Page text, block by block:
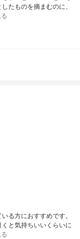
たものを摘まむのに、
る方におすすめです。
と気持ちいいくらいに